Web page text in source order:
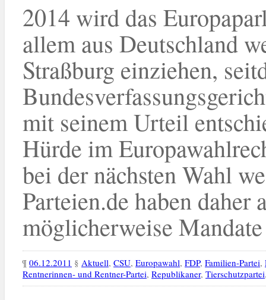
2014 wird das
allem aus Deutschland
Straßburg einziehen,
mit seinem Urteil
Hürde im
bei der nächsten Wahl
Parteien.de haben
möglicherweise
¶ 06.12.2011 § Aktuell, CSU, Europawahl, FDP, Familien-Partei,
Rentnerinnen- und Rentner-Partei, Republikaner, Tierschutzpartei